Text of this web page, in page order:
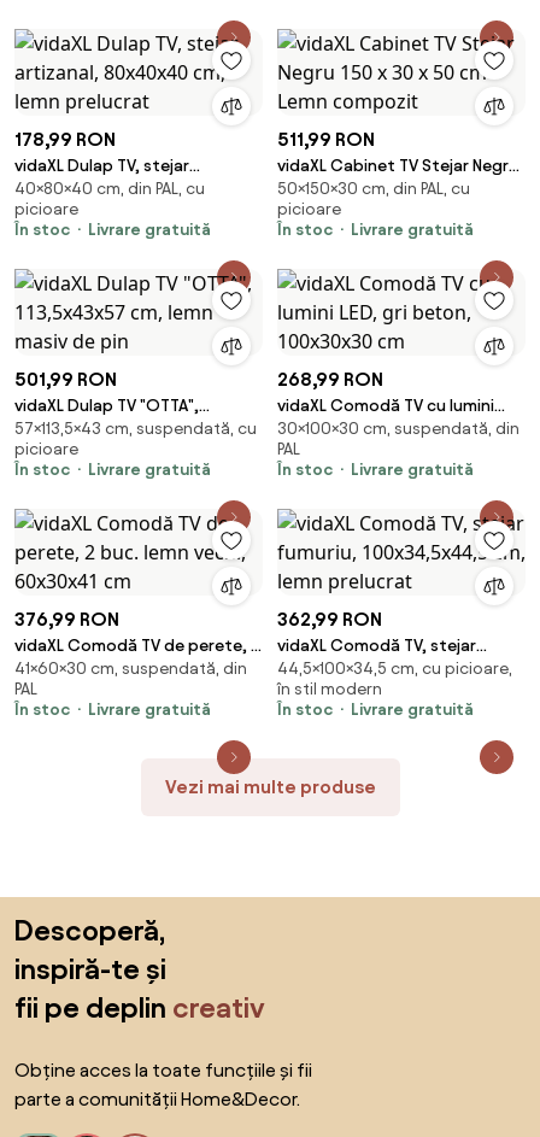
178,99 RON
vidaXL Dulap TV, stejar
artizanal, 80x40x40 cm, lemn
prelucrat
40×80×40 cm, din PAL, cu
picioare
În stoc
Livrare gratuită
511,99 RON
vidaXL Cabinet TV Stejar Negru
150 x 30 x 50 cm Lemn
compozit
50×150×30 cm, din PAL, cu
picioare
În stoc
Livrare gratuită
501,99 RON
vidaXL Dulap TV "OTTA",
113,5x43x57 cm, lemn masiv de
pin
57×113,5×43 cm, suspendată, cu
picioare
În stoc
Livrare gratuită
268,99 RON
vidaXL Comodă TV cu lumini
LED, gri beton, 100x30x30 cm
30×100×30 cm, suspendată, din
PAL
În stoc
Livrare gratuită
376,99 RON
vidaXL Comodă TV de perete, 2
buc. lemn vechi, 60x30x41 cm
41×60×30 cm, suspendată, din
PAL
În stoc
Livrare gratuită
362,99 RON
vidaXL Comodă TV, stejar
fumuriu, 100x34,5x44,5 cm,
lemn prelucrat
44,5×100×34,5 cm, cu picioare,
în stil modern
În stoc
Livrare gratuită
Vezi mai multe produse
Descoperă,
inspiră-te și
fii pe deplin creativ
Obține acces la toate funcțiile și fii
parte a comunității Home&Decor.